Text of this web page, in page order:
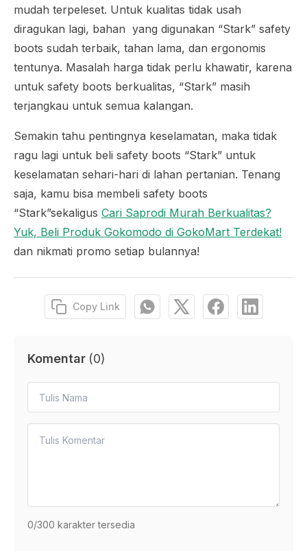
mudah terpeleset. Untuk kualitas tidak usah
diragukan lagi, bahan yang digunakan “Stark” safety
boots sudah terbaik, tahan lama, dan ergonomis
tentunya. Masalah harga tidak perlu khawatir, karena
untuk safety boots berkualitas, “Stark” masih
terjangkau untuk semua kalangan.
Semakin tahu pentingnya keselamatan, maka tidak
ragu lagi untuk beli safety boots “Stark” untuk
keselamatan sehari-hari di lahan pertanian. Tenang
saja, kamu bisa membeli safety boots
“Stark”sekaligus Cari Saprodi Murah Berkualitas?
Yuk, Beli Produk Gokomodo di GokoMart Terdekat!
dan nikmati promo setiap bulannya!
Copy Link
Komentar (0)
0/300 karakter tersedia